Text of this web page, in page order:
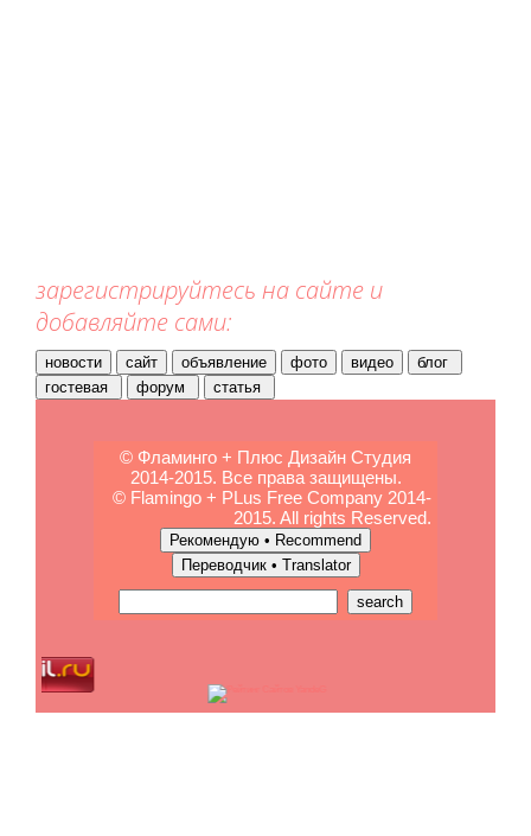
зарегистрируйтесь на сайте и
добавляйте сами:
© Фламинго + Плюс Дизайн Студия
2014-2015. Все права защищены.
© Flamingo + PLus Free Company 2014-
2015. All rights Reserved.